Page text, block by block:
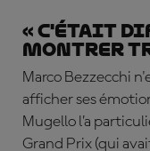
« C'était
montrer
Marco Bezzecchi
afficher ses
Mugello l’a
Grand Prix (qui